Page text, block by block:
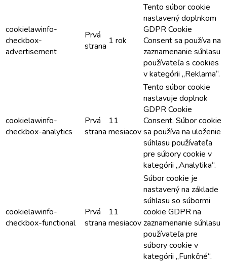
cookielawinfo-
checkbox-
advertisement
Prvá
strana 1 rok
Tento súbor cookie
nastavený doplnkom
GDPR Cookie
Consent sa používa na
zaznamenanie súhlasu
používateľa s cookies
v kategórii „Reklama“.
cookielawinfo-
checkbox-analytics
Prvá
strana
11
mesiacov
Tento súbor cookie
nastavuje doplnok
GDPR Cookie
Consent. Súbor cookie
sa používa na uloženie
súhlasu používateľa
pre súbory cookie v
kategórii „Analytika“.
cookielawinfo-
checkbox-functional
Prvá
strana
11
mesiacov
Súbor cookie je
nastavený na základe
súhlasu so súbormi
cookie GDPR na
zaznamenanie súhlasu
používateľa pre
súbory cookie v
kategórii „Funkčné“.